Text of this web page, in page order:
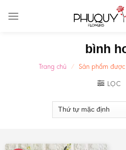
bình
Trang chủ / Sản phẩm
LỌC